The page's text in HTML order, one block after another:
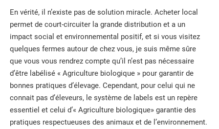
En vérité, il n’existe pas de solution miracle. Acheter local
permet de court-circuiter la grande distribution et a un
impact social et environnemental positif, et si vous visitez
quelques fermes autour de chez vous, je suis même sûre
que vous vous rendrez compte qu’il n’est pas nécessaire
d’être labélisé « Agriculture biologique » pour garantir de
bonnes pratiques d’élevage. Cependant, pour celui qui ne
connait pas d’éleveurs, le système de labels est un repère
essentiel et celui d’« Agriculture biologique» garantie des
pratiques respectueuses des animaux et de l’environnement.